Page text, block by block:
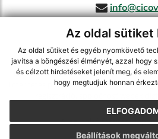
Az oldal sütiket
Az oldal sütiket és egyéb nyomkövető
javítsa a böngészési élményét, azzal hogy
és célzott hirdetéseket jelenít meg, és
hogy megtudjuk honnan
Beállítások
használja ki a legfrissebb információk
ECHELON 2 CMS rendszer
Internetes portál, webhosting,
A legutolsó frissítés